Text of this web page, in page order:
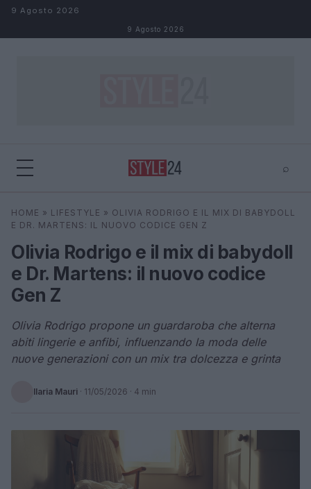
Salta al contenuto
9 Agosto 2026
9 Agosto 2026
⌕
Cerca ⌕ ×
HOME » LIFESTYLE » OLIVIA RODRIGO E IL MIX DI BABYDOLL
E DR. MARTENS: IL NUOVO CODICE GEN Z
Olivia Rodrigo e il mix di babydoll
e Dr. Martens: il nuovo codice
Gen Z
Olivia Rodrigo propone un guardaroba che alterna
abiti lingerie e anfibi, influenzando la moda delle
nuove generazioni con un mix tra dolcezza e grinta
Ilaria Mauri · 11/05/2026 · 4 min